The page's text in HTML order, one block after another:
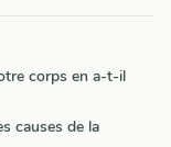
corps en a-t-il
causes de la